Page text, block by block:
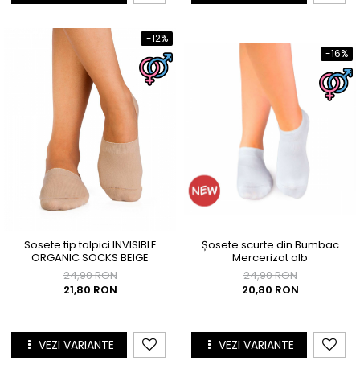
-12%
Sosete tip talpici INVISIBLE
ORGANIC SOCKS BEIGE
24,90 RON
21,80 RON
VEZI VARIANTE
-16%
Șosete scurte din Bumbac
Mercerizat alb
24,90 RON
20,80 RON
VEZI VARIANTE